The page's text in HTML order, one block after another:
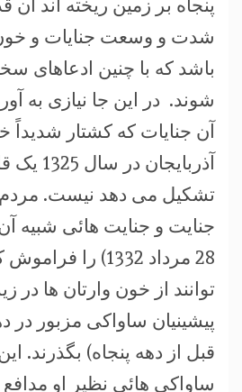
پنجاه بر زمین ریخته اند آن
شدت و وسعت جنایات و
باشد که با چنین ادعاهای
شوند. در این جا نیازی به
آن جنایات که کشتار شدیداً
تشکیل می دهد نیست. مردم
جنایت و جنایت هائی شبیه آن
28 مرداد 1332) را
توانند از خون وارتان ها در
پیشینیان ساواکی مزبور
قبل از دهه پنجاه) بگذرند.
ساواکی هائی نظیر او